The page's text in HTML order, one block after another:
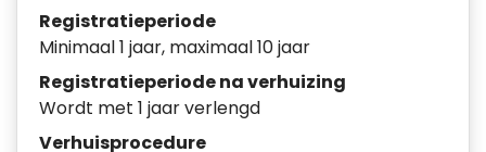
Registratieperiode
Minimaal 1 jaar, maximaal 10 jaar
Registratieperiode na verhuizing
Wordt met 1 jaar verlengd
Verhuisprocedure